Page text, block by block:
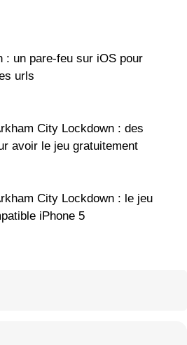
: un pare-feu sur iOS pour
urls
City Lockdown : des
avoir le jeu gratuitement
City Lockdown : le jeu
iPhone 5